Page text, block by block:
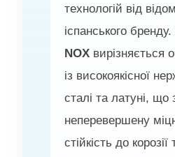
технологій від
іспанського бренду.
NOX вирізняється
із високоякісної
сталі та латуні, що
неперевершену
стійкість до корозії